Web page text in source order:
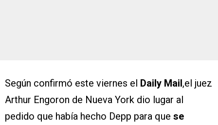
Según confirmó este viernes el Daily Mail ,el juez
Arthur Engoron de Nueva York dio lugar al
pedido que había hecho Depp para que se